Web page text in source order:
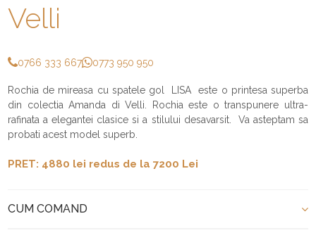
Velli
0766 333 667 0773 950 950
Rochia de mireasa cu spatele gol LISA este o printesa superba
din colectia Amanda di Velli. Rochia este o transpunere ultra-
rafinata a elegantei clasice si a stilului desavarsit. Va asteptam sa
probati acest model superb.
PRET: 4880 lei redus de la 7200 Lei
CUM COMAND